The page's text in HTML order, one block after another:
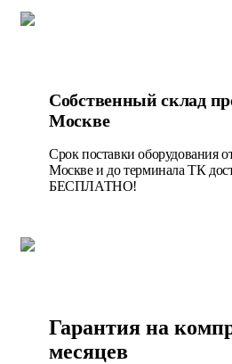
Собственный склад
Москве
Срок поставки оборудования
Москве и до терминала ТК
БЕСПЛАТНО!
Гарантия на
месяцев